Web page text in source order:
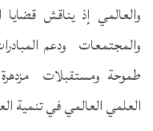
والعالمي إذ يناقش قضايا
والمجتمعات ودعم
طموحة ومستقبلات
العلمي العالمي في تنمية